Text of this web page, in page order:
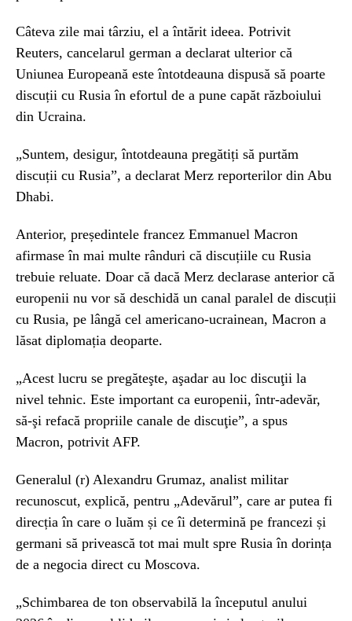
Câteva zile mai târziu, el a întărit ideea. Potrivit
Reuters, cancelarul german a declarat ulterior că
Uniunea Europeană este întotdeauna dispusă să poarte
discuții cu Rusia în efortul de a pune capăt războiului
din Ucraina.
„Suntem, desigur, întotdeauna pregătiți să purtăm
discuții cu Rusia”, a declarat Merz reporterilor din Abu
Dhabi.
Anterior, președintele francez Emmanuel Macron
afirmase în mai multe rânduri că discuțiile cu Rusia
trebuie reluate. Doar că dacă Merz declarase anterior că
europenii nu vor să deschidă un canal paralel de discuții
cu Rusia, pe lângă cel americano-ucrainean, Macron a
lăsat diplomația deoparte.
„Acest lucru se pregăteşte, aşadar au loc discuţii la
nivel tehnic. Este important ca europenii, într-adevăr,
să-şi refacă propriile canale de discuţie”, a spus
Macron, potrivit AFP.
Generalul (r) Alexandru Grumaz, analist militar
recunoscut, explică, pentru „Adevărul”, care ar putea fi
direcția în care o luăm și ce îi determină pe francezi și
germani să privească tot mai mult spre Rusia în dorința
de a negocia direct cu Moscova.
„Schimbarea de ton observabilă la începutul anului